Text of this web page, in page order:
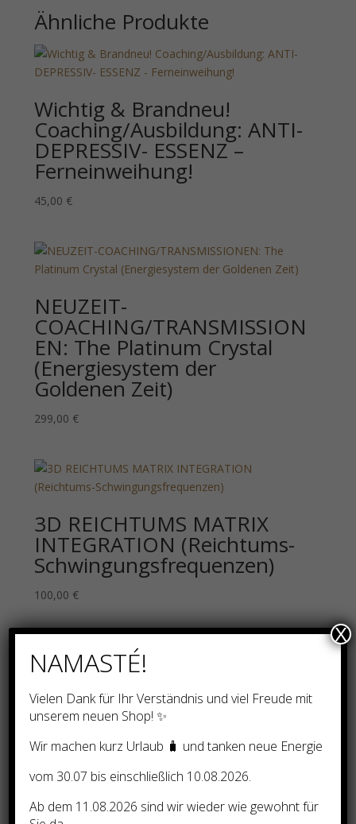
Ähnliche Produkte
Wichtig & Brandneu!
Coaching/Ausbildung: ANTI-
DEPRESSIV- ESSENZ –
Ferneinweihung!
45,00 €
NEUZEIT-
COACHING/TRANSMISSION
EN: The Platinum Crystal
(Energiesystem der
Goldenen Zeit)
299,00 €
3D REICHTUMS MATRIX
INTEGRATION (Reichtums-
Schwingungsfrequenzen)
100,00 €
Suchen
Nach Preis filtern
Unkategorisiert 1212
NAMASTÉ!
Vielen Dank für Ihr Verständnis und viel Freude mit
unserem neuen Shop! ✨
Wir machen kurz Urlaub 🧳 und tanken neue Energie
vom 30.07 bis einschließlich 10.08.2026.
Ab dem 11.08.2026 sind wir wieder wie gewohnt für
X